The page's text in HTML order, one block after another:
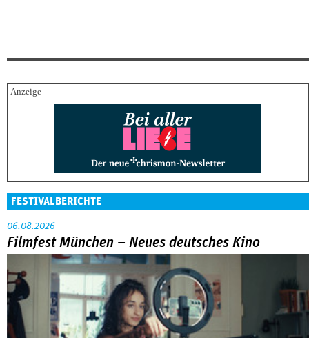
FESTIVALBERICHTE
06.08.2026
Filmfest München – Neues deutsches Kino